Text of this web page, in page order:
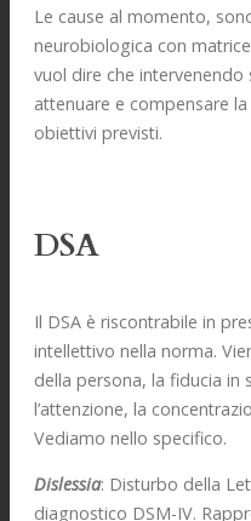
Le cause al momento,
neurobiologica con
vuol dire che
attenuare e compensare
obiettivi previsti.
DSA
Il DSA è riscontrabile in
intellettivo nella norma.
della persona, la fiducia in
l’attenzione, la
Vediamo nello specifico.
Dislessia: Disturbo della
diagnostico DSM-IV.